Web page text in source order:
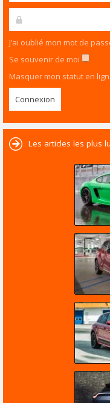
J’ai oublié mon mot de
Se souvenir de moi
Masquer mon statut en
Les articles les plus